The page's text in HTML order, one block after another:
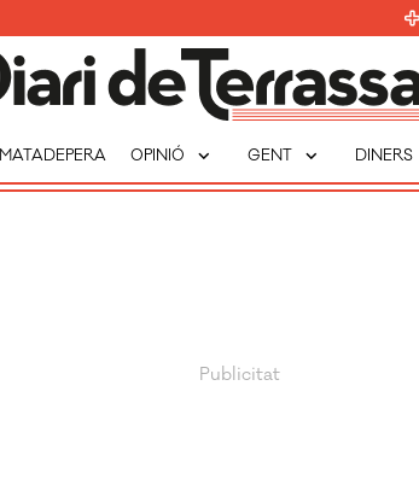
MATADEPERA OPINIÓ expand_more GENT expand_more DINERS